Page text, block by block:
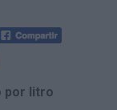
por litro